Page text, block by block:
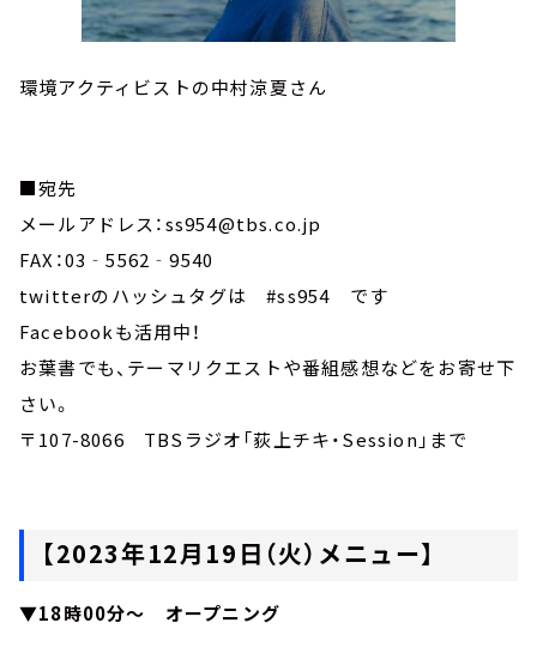
環境アクティビストの中村涼夏さん
■宛先
メールアドレス：ss954@tbs.co.jp
FAX：03‐5562‐9540
twitterのハッシュタグは #ss954 です
Facebookも活用中！
お葉書でも、テーマリクエストや番組感想などをお寄せ下
さい。
〒107-8066 TBSラジオ「荻上チキ・Session」まで
【2023年12月19日（火）メニュー】
▼18時00分～ オープニング